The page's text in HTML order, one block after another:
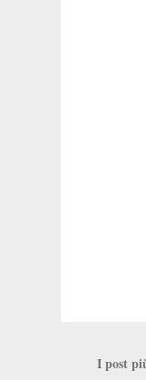
I post